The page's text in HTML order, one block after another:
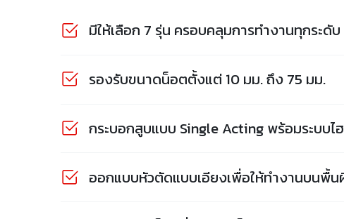
มีให้เลือก 7 รุ่น ครอบคลุมการทำงานทุกระดับ
รองรับขนาดน็อตตั้งแต่ 10 มม. ถึง 75 มม.
กระบอกสูบแบบ Single Acting พร้อมระบบไ
ออกแบบหัวตัดแบบเอียงเพื่อให้ทำงานบนพื้น